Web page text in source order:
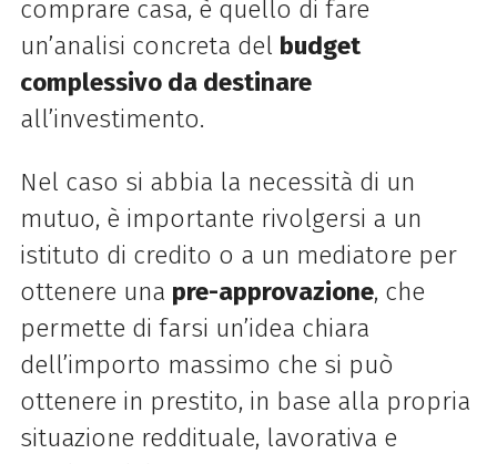
comprare casa, è quello di fare
un’analisi concreta del budget
complessivo da destinare
all’investimento.
Nel caso si abbia la necessità di un
mutuo, è importante rivolgersi a un
istituto di credito o a un mediatore per
ottenere una pre-approvazione, che
permette di farsi un’idea chiara
dell’importo massimo che si può
ottenere in prestito, in base alla propria
situazione reddituale, lavorativa e